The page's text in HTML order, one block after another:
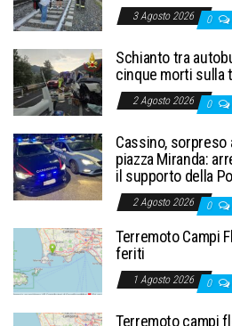
3 Agosto 2026 0
Schianto tra
cinque morti sulla
2 Agosto 2026 0
Cassino,
piazza Miranda:
il supporto della
2 Agosto 2026 0
Terremoto Campi
feriti
1 Agosto 2026 0
Terremoto campi